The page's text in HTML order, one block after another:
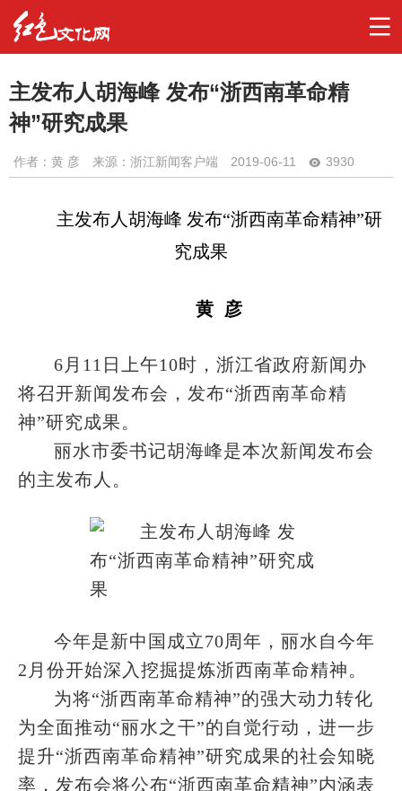
主发布人胡海峰 发布“浙西南革命精
神”研究成果
作者： 黄 彦 来源：浙江新闻客户端 2019-06-11 3930
主发布人胡海峰 发布“浙西南革命精神”研
究成果
黄 彦
6月11日上午10时，浙江省政府新闻办
将召开新闻发布会，发布“浙西南革命精
神”研究成果。
丽水市委书记胡海峰是本次新闻发布会
的主发布人。
今年是新中国成立70周年，丽水自今年
2月份开始深入挖掘提炼浙西南革命精神。
为将“浙西南革命精神”的强大动力转化
为全面推动“丽水之干”的自觉行动，进一步
提升“浙西南革命精神”研究成果的社会知晓
率，发布会将公布“浙西南革命精神”内涵表